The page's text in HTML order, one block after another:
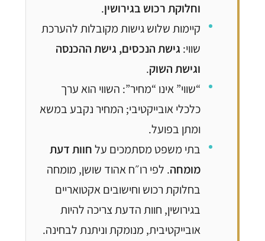
וחלוקת רכוש בגירושין.
קיימות שלוש גישות מקובלות להערכת
שווי: גישת הנכסים, גישת ההכנסה
וגישת השוק.
“שווי” אינו “מחיר”: השווי הוא ערך
כלכלי אובייקטיבי; המחיר נקבע במשא
ומתן בפועל.
בתי משפט מסתמכים עלחוות דעת
מומחה. לפי רו״ח אהוד שושן, מומחה
בחלוקת רכוש וחישובים אקטואריים
בגירושין, חוות הדעת צריכה להיות
אובייקטיבית, מנומקת וניתנת לבחינה.